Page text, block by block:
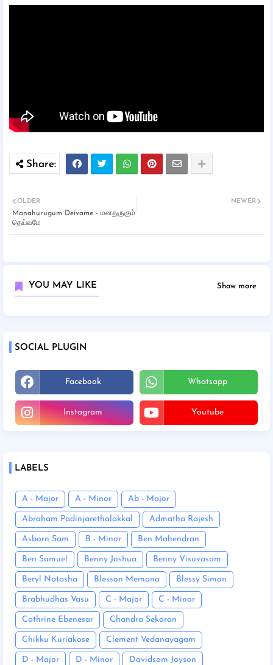
NEWER
OLDER
Manahurugum Deivame - மனதுருகும்
தெய்வமே
YOU MAY LIKE Show more
SOCIAL PLUGIN
Facebook Whatsapp
Instagram Youtube
LABELS
A - Major A - Minor Ab - Major
Abraham Padinjarethalakkal Admatha Rajesh
Asborn Sam B - Minor Ben Mahendran
Ben Samuel Benny Joshua Benny Visuvasam
Beryl Natasha Blesson Memana Blessy Simon
Brabhudhas Vasu C - Major C - Minor
Cathrine Ebenesar Chandra Sekaran
Chikku Kuriakose Clement Vedanayagam
D - Major D - Minor Davidsam Joyson